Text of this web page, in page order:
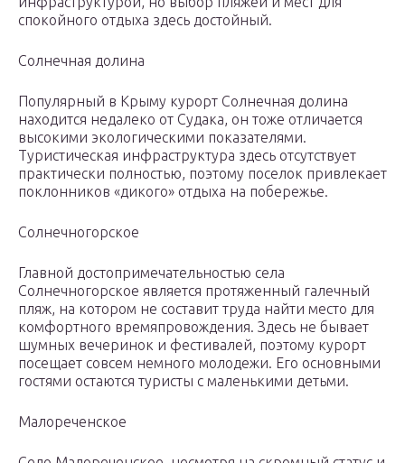
спокойного отдыха здесь достойный.
Солнечная долина
Популярный в Крыму курорт Солнечная долина
находится недалеко от Судака, он тоже отличается
высокими экологическими показателями.
Туристическая инфраструктура здесь отсутствует
практически полностью, поэтому поселок привлекает
поклонников «дикого» отдыха на побережье.
Солнечногорское
Главной достопримечательностью села
Солнечногорское является протяженный галечный
пляж, на котором не составит труда найти место для
комфортного времяпровождения. Здесь не бывает
шумных вечеринок и фестивалей, поэтому курорт
посещает совсем немного молодежи. Его основными
гостями остаются туристы с маленькими детьми.
Малореченское